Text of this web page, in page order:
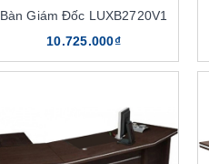
Bàn Giám Đốc LUXB2720V1
10.725.000₫